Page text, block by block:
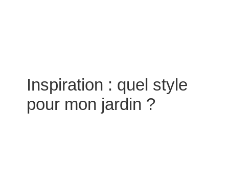
Inspiration : quel style
pour mon jardin ?